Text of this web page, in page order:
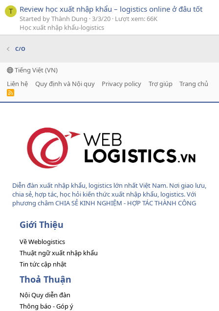
T Review học xuất nhập khẩu – logistics online ở đâu tốt
Started by Thành Dung 3/3/20 Lượt xem: 66K
Học xuất nhập khẩu-logistics
C/O
Tiếng Việt (VN)
Liên hệ
Quy định và Nội quy Privacy policy Trợ giúp Trang chủ
R
Diễn đàn xuất nhập khẩu, logistics lớn nhất Việt Nam. Nơi giao lưu,
chia sẻ, hợp tác, học hỏi kiến thức xuất nhập khẩu, logistics. Với
phương châm CHIA SẺ KINH NGHIỆM - HỢP TÁC THÀNH CÔNG
Giới Thiệu
Về Weblogistics
Thuật ngữ xuất nhập khẩu
Tin tức cập nhật
Thoả Thuận
Nội Quy diễn đàn
Thông báo - Góp ý